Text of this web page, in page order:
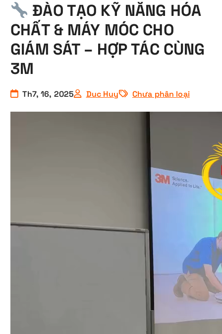
ĐÀO TẠO KỸ NĂNG HÓA
CHẤT & MÁY MÓC CHO
GIÁM SÁT – HỢP TÁC CÙNG
3M
Th7, 16, 2025 Duc Huy Chưa phân loại